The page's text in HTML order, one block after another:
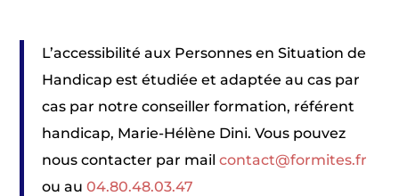
L’accessibilité aux Personnes en Situation de
Handicap est étudiée et adaptée au cas par
cas par notre conseiller formation, référent
handicap, Marie-Hélène Dini. Vous pouvez
nous contacter par mailcontact@formites.fr
ou au04.80.48.03.47